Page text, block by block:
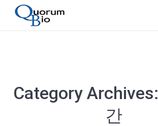
Category Archives:
간